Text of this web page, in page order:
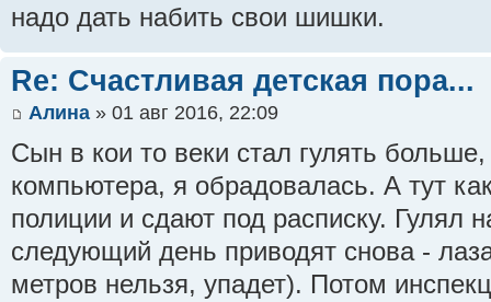
надо дать набить свои шишки.
Re: Счастливая детская пора...
Алина » 01 авг 2016, 22:09
Сын в кои то веки стал гулять больше,
компьютера, я обрадовалась. А тут
полиции и сдают под расписку. Гулял
следующий день приводят снова -
метров нельзя, упадет). Потом